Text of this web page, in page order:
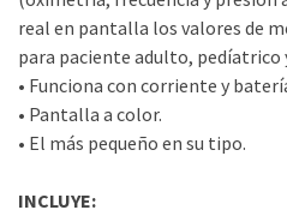
real en pantalla los valores de
para paciente adulto, pedíatrico
• Funciona con corriente y
• Pantalla a color.
• El más pequeño en su tipo.
INCLUYE: